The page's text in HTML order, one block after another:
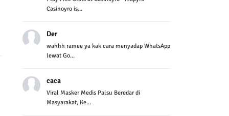
Casinoyro is...
Der
wahhh ramee ya kak cara menyadap WhatsApp
lewat Go...
caca
Viral Masker Medis Palsu Beredar di
Masyarakat, Ke...